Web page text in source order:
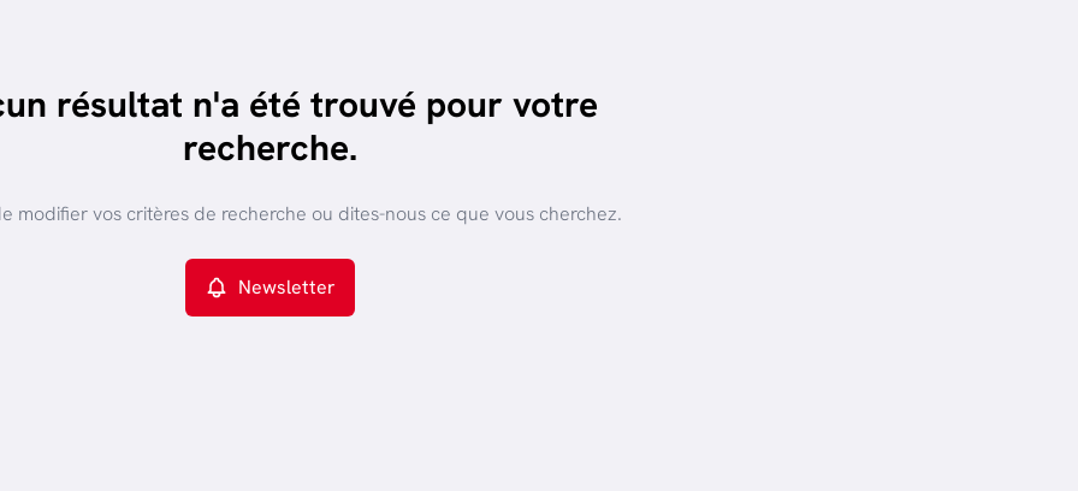
résultat n'a été trouvé pour votre
recherche.
modifier vos critères de recherche ou dites-nous ce que vous cherchez.
Newsletter